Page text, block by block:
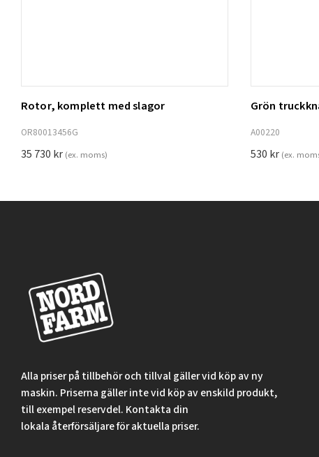
Lägg
Rotor, komplett med slagor
OR80013456G
35 730 kr (ex. moms)
Grön
A00220
530 kr (ex.
Alla priser på tillbehör och tillval gäller vid köp av ny
maskin. Priserna gäller inte vid köp av enskild produkt,
till exempel reservdel. Kontakta din
lokala återförsäljare för aktuella priser.